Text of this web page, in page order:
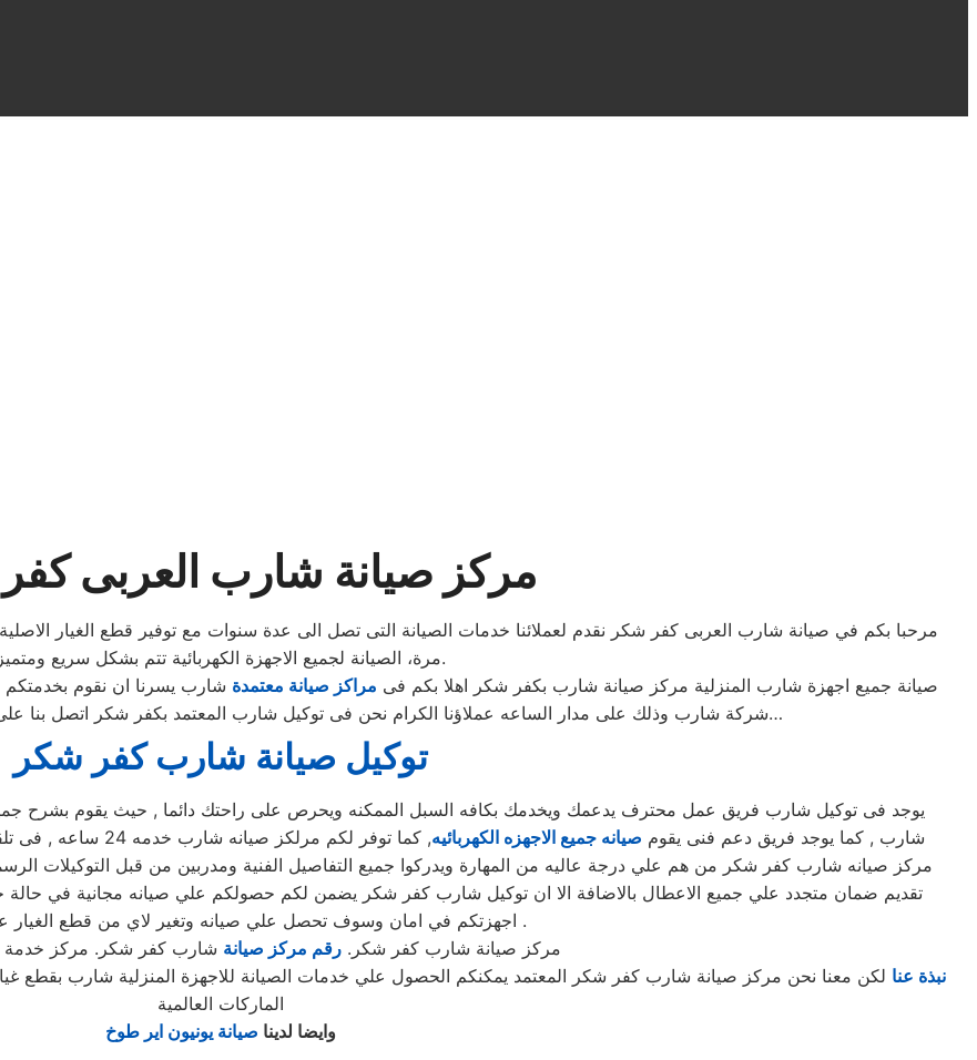
مركز صيانة شارب العربى
مرحبا بكم في صيانة شارب العربى كفر شكر نقدم لعملائنا خدمات الصيانة التى تصل الى عدة سنوات مع توفير قطع الغيار
مرة، الصيانة لجميع الاجهزة الكهربائية تتم بشكل سريع ومتميز.
صيانة جميع اجهزة شارب المنزلية مركز صيانة شارب بكفر شكر اهلا بكم فى مراكز صيانة معتمدة شارب يسرنا ان نقوم
شركة شارب وذلك على مدار الساعه عملاؤنا الكرام نحن فى توكيل شارب المعتمد بكفر شكر اتصل بنا على الخط الساخن لصيانة غسالات شارب اتصل بنا…
توكيل صيانة شارب كفر شكر
يوجد فى توكيل شارب فريق عمل محترف يدعمك ويخدمك بكافه السبل الممكنه ويحرص على راحتك دائما , حيث يقوم بشرح جميع
شارب , كما يوجد فريق دعم فنى يقوم صيانه جميع الاجهزه الكهربائيه
, كما توفر لكم
مركز صيانه شارب كفر شكر من هم علي درجة عاليه من المهارة ويدركوا جميع التفاصيل الفنية ومدربين من قبل التوكيلات
تقديم ضمان متجدد علي جميع الاعطال بالاضافة الا ان توكيل شارب كفر شكر يضمن لكم حصولكم علي صيانه مجانية في حالة
اجهزتكم في امان وسوف تحصل علي صيانه وتغير لاي من قطع الغيار عند الضرورة .
مركز صيانة شارب كفر شكر. رقم مركز صيانة شارب كفر شكر. مركز
نبذة عنا لكن معنا نحن مركز صيانة شارب كفر شكر المعتمد يمكنكم الحصول علي خدمات الصيانة للاجهزة المنزلية شارب بقطع
الماركات العالمية
وايضا لدينا صيانة يونيون اير طوخ